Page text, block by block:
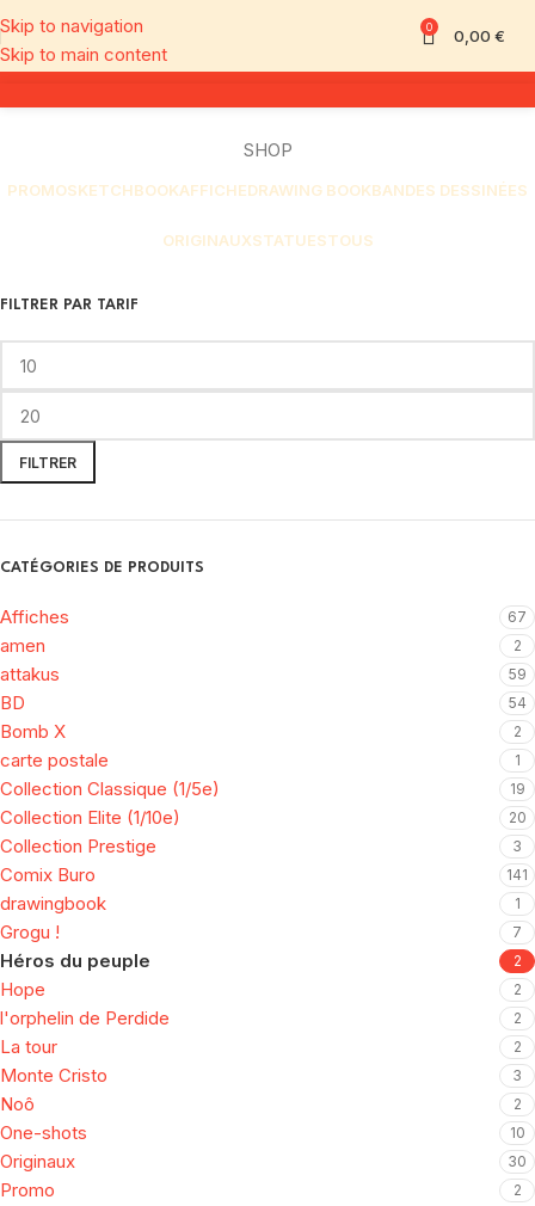
Skip to navigation
Skip to main content
0 0,00 €
SHOP
PROMOSKETCHBOOKAFFICHEDRAWING BOOKBANDES DESSINÉES
ORIGINAUXSTATUESTOUS
FILTRER PAR TARIF
FILTRER
CATÉGORIES DE PRODUITS
Affiches 67
amen 2
attakus 59
BD 54
Bomb X 2
carte postale 1
Collection Classique (1/5e) 19
Collection Elite (1/10e) 20
Collection Prestige 3
Comix Buro 141
drawingbook 1
Grogu ! 7
Héros du peuple 2
Hope 2
l'orphelin de Perdide 2
La tour 2
Monte Cristo 3
Noô 2
One-shots 10
Originaux 30
Promo 2